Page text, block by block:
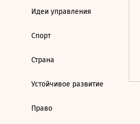
Идеи управления
Спорт
Страна
Устойчивое развитие
Право